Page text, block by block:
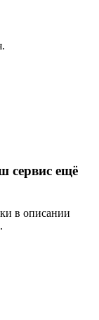
сервис ещё
в описании